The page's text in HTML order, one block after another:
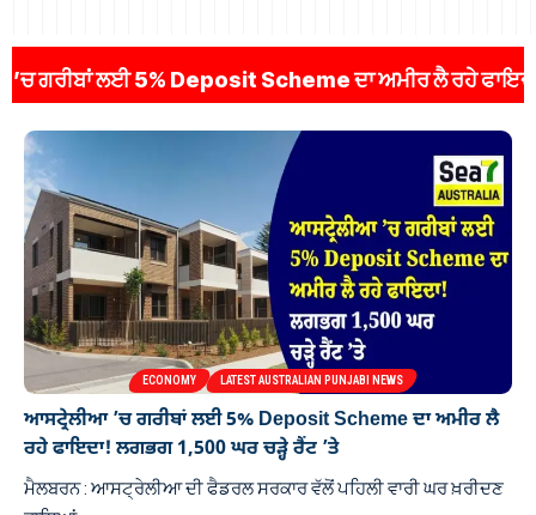
ਲਈ 5% Deposit Scheme ਦਾ ਅਮੀਰ ਲੈ ਰਹੇ ਫਾਇਦਾ!
ECONOMY LATEST AUSTRALIAN PUNJABI NEWS
ਆਸਟ੍ਰੇਲੀਆ ’ਚ ਗਰੀਬਾਂ ਲਈ 5% Deposit Scheme ਦਾ ਅਮੀਰ ਲੈ
ਰਹੇ ਫਾਇਦਾ! ਲਗਭਗ 1,500 ਘਰ ਚੜ੍ਹੇ ਰੈਂਟ ’ਤੇ
ਮੈਲਬਰਨ : ਆਸਟ੍ਰੇਲੀਆ ਦੀ ਫੈਡਰਲ ਸਰਕਾਰ ਵੱਲੋਂ ਪਹਿਲੀ ਵਾਰੀ ਘਰ ਖ਼ਰੀਦਣ